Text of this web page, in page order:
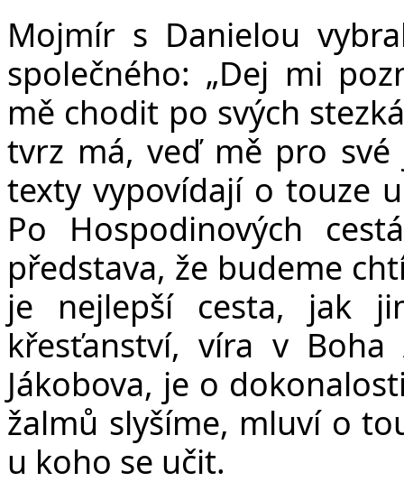
Mojmír s Danielou
společného: „Dej mi
mě chodit po svých
tvrz má, veď mě pro
texty vypovídají o touze
Po Hospodinových
představa, že budeme
je nejlepší cesta, jak
křesťanství, víra v Boha
Jákobova, je o
žalmů slyšíme, mluví o
u koho se učit.